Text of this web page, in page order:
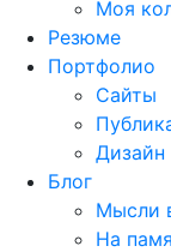
Моя
Резюме
Портфолио
Сайты
Дизайн
Блог
Мысли
На